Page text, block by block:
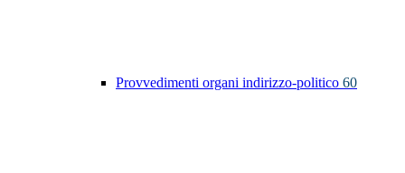
Provvedimenti organi indirizzo-politico 60